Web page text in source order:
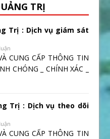
TRỊ
Trị : Dịch vụ giám sát
CUNG CẤP THÔNG TIN
CHÓNG _ CHÍNH XÁC _
Trị : Dịch vụ theo dõi
CUNG CẤP THÔNG TIN